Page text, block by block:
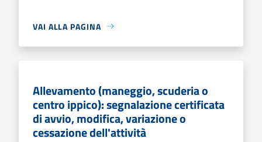
VAI ALLA PAGINA
Allevamento (maneggio, scuderia o
centro ippico): segnalazione certificata
di avvio, modifica, variazione o
cessazione dell'attività